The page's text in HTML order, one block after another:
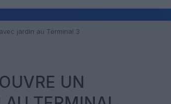
d’expert
jardin au Terminal 3
UN